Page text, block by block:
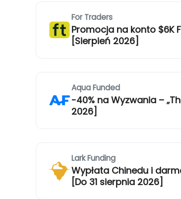
For Traders
Promocja na konto $6K
[Sierpień 2026]
Aqua Funded
-40% na Wyzwania –
2026]
Lark Funding
Wypłata Chinedu i
[Do 31 sierpnia 2026]